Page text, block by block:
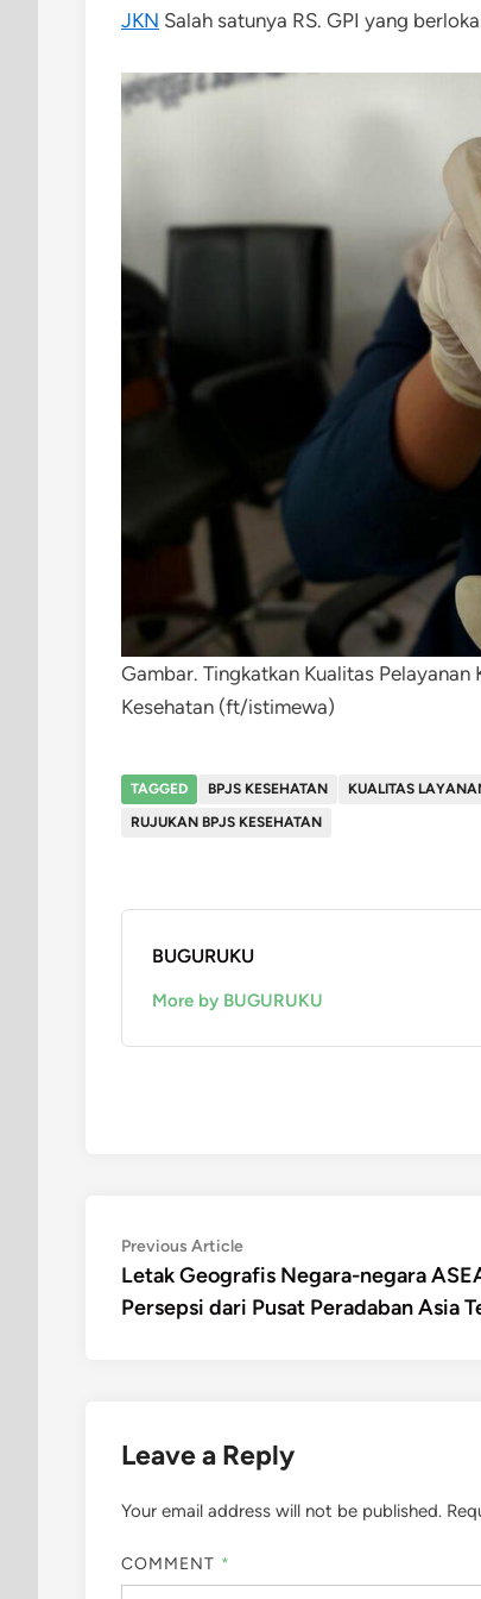
JKN Salah satunya RS. GPI yang
Gambar. Tingkatkan Kualitas Pelayanan
Kesehatan (ft/istimewa)
TAGGED BPJS KESEHATAN KUALITAS
RUJUKAN BPJS KESEHATAN
BUGURUKU
More by BUGURUKU
Post
navigation
Previous ArticlePrevious
article:
Letak Geografis Negara-negara
Persepsi dari Pusat Peradaban Asia
Leave a Reply
Your email address will not be published.
COMMENT *